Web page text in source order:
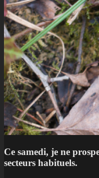
Ce samedi, je ne
secteurs habituels.